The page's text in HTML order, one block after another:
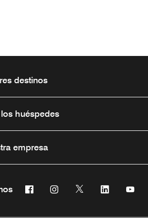
destinos
huéspedes
empresa
Facebook
Abre una ventana nueva
Instagram
Abre una ventana nueva
Twitter
Abre una ventana
Linkedin
Abre unaAbre